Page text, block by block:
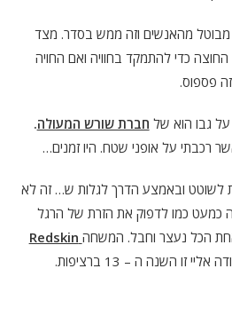
מבוטל מהאנשים וזה ממש בסדר. מצד
החוצה כדי להתמקד בחוויה ואם החויה
פספוס.
גבו הוא של חברת שורש המעולה.
רכבתי על אופני שטח. היו זמנים…
ובאמצע הדרך לגלות ש… זה לא
כמעט כמו לדפוק את הזרת של הרגל
הכל נעצר וחבל. המשחה Redskin
זו השנה ה – 13 ברציפות.